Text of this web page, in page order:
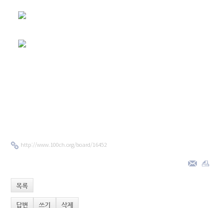
http://www.100ch.org/board/16452
목록
답변 쓰기 삭제